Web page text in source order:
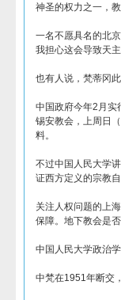
神圣的权力之一，
一名不愿具名的北
我担心这会导致天
也有人说，梵蒂冈
中国政府今年2月实
锡安教会，上周日
料。
不过中国人民大学
证西方定义的宗教
关注人权问题的上
保障。地下教会是
中国人民大学政治
中梵在1951年断交